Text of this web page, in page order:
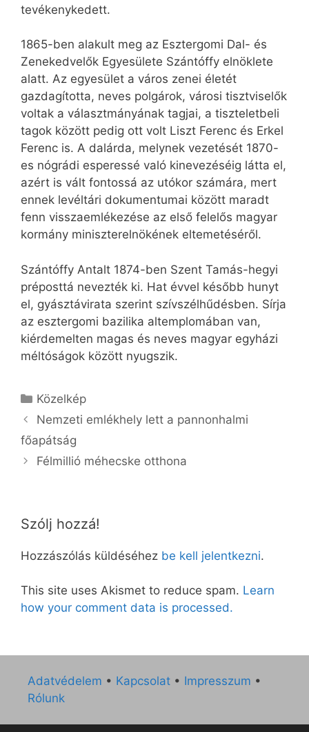
tevékenykedett.
1865-ben alakult meg az Esztergomi Dal- és
Zenekedvelők Egyesülete Szántóffy elnöklete
alatt. Az egyesület a város zenei életét
gazdagította, neves polgárok, városi tisztviselők
voltak a választmányának tagjai, a tiszteletbeli
tagok között pedig ott volt Liszt Ferenc és Erkel
Ferenc is. A dalárda, melynek vezetését 1870-
es nógrádi esperessé való kinevezéséig látta el,
azért is vált fontossá az utókor számára, mert
ennek levéltári dokumentumai között maradt
fenn visszaemlékezése az első felelős magyar
kormány miniszterelnökének eltemetéséről.
Szántóffy Antalt 1874-ben Szent Tamás-hegyi
préposttá nevezték ki. Hat évvel később hunyt
el, gyásztávirata szerint szívszélhűdésben. Sírja
az esztergomi bazilika altemplomában van,
kiérdemelten magas és neves magyar egyházi
méltóságok között nyugszik.
Kategória
Közelkép
Nemzeti emlékhely lett a pannonhalmi
főapátság
Félmillió méhecske otthona
Szólj hozzá!
Hozzászólás küldéséhez be kell jelentkezni.
This site uses Akismet to reduce spam. Learn
how your comment data is processed.
Adatvédelem • Kapcsolat • Impresszum •
Rólunk